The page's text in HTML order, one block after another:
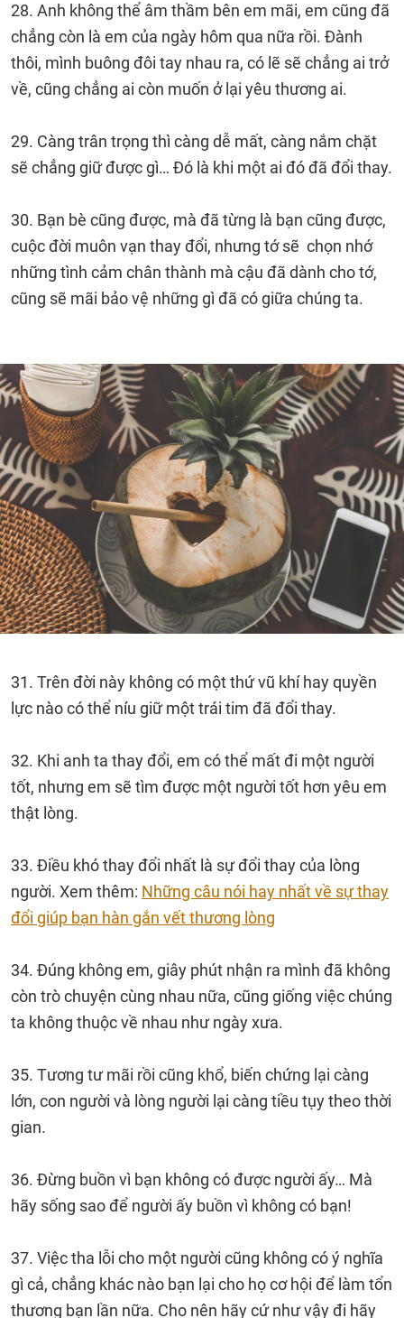
28. Anh không thể âm thầm bên em mãi, em cũng đã
chẳng còn là em của ngày hôm qua nữa rồi. Đành
thôi, mình buông đôi tay nhau ra, có lẽ sẽ chẳng ai trở
về, cũng chẳng ai còn muốn ở lại yêu thương ai.
29. Càng trân trọng thì càng dễ mất, càng nắm chặt
sẽ chẳng giữ được gì… Đó là khi một ai đó đã đổi thay.
30. Bạn bè cũng được, mà đã từng là bạn cũng được,
cuộc đời muôn vạn thay đổi, nhưng tớ sẽ chọn nhớ
những tình cảm chân thành mà cậu đã dành cho tớ,
cũng sẽ mãi bảo vệ những gì đã có giữa chúng ta.
31. Trên đời này không có một thứ vũ khí hay quyền
lực nào có thể níu giữ một trái tim đã đổi thay.
32. Khi anh ta thay đổi, em có thể mất đi một người
tốt, nhưng em sẽ tìm được một người tốt hơn yêu em
thật lòng.
33. Điều khó thay đổi nhất là sự đổi thay của lòng
người. Xem thêm: Những câu nói hay nhất về sự thay
đổi giúp bạn hàn gắn vết thương lòng
34. Đúng không em, giây phút nhận ra mình đã không
còn trò chuyện cùng nhau nữa, cũng giống việc chúng
ta không thuộc về nhau như ngày xưa.
35. Tương tư mãi rồi cũng khổ, biến chứng lại càng
lớn, con người và lòng người lại càng tiều tụy theo thời
gian.
36. Đừng buồn vì bạn không có được người ấy… Mà
hãy sống sao để người ấy buồn vì không có bạn!
37. Việc tha lỗi cho một người cũng không có ý nghĩa
gì cả, chẳng khác nào bạn lại cho họ cơ hội để làm tổn
thương bạn lần nữa. Cho nên hãy cứ như vậy đi hãy